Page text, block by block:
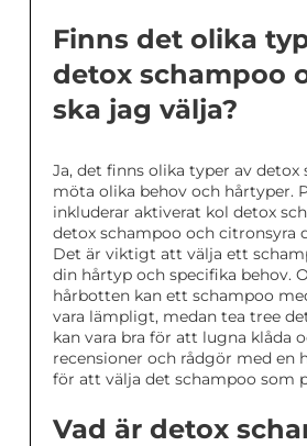
Finns det olika
detox schampoo
ska jag välja?
Ja, det finns olika typer av
möta olika behov och hårtyper.
inkluderar aktiverat kol detox
detox schampoo och citronsyra
Det är viktigt att välja ett
din hårtyp och specifika behov.
hårbotten kan ett schampoo
vara lämpligt, medan tea tree
kan vara bra för att lugna klåda
recensioner och rådgör med en
för att välja det schampoo som
Vad är detox